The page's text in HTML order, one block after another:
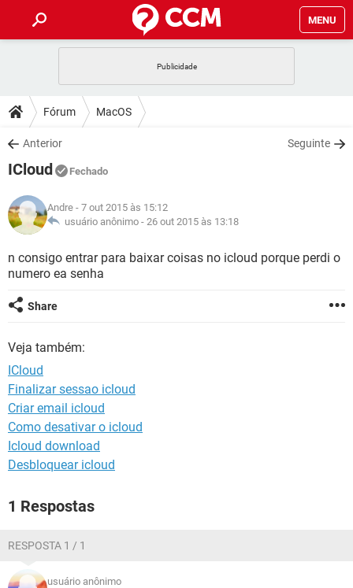
MENU
CELULAR
OUTLOOK
INSTAGRAM
GUIA DE COMPRAS
DICAS
JOGOS
INSTAGRAM
GUIA DE COMPRAS
DOWNLOADS
JOGOS
CELULAR
OUTLOOK EXCEL
INSTAGRAM
GUIA DE COMPRAS
JOGOS
CELULAR
OUTLOOK EXCEL
GLOSSÁRIO
WHATSAPP
CELULAR
OUTLOOK
GUIA DE COMPRAS
Fórum MacOS
Anterior Seguinte
ICloud Fechado
Andre - 7 out 2015 às 15:12
usuário anônimo - 26 out 2015 às 13:18
n consigo entrar para baixar coisas no icloud porque perdi o
numero ea senha
Share
Veja também:
ICloud
Finalizar sessao icloud
Criar email icloud
Como desativar o icloud
Icloud download
Desbloquear icloud
1 Respostas
RESPOSTA 1 / 1
usuário anônimo